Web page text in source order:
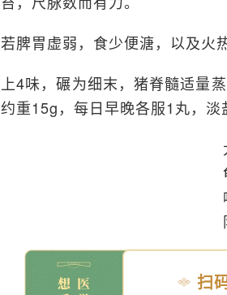
若脾胃虚弱，食少便溏，以及火
上4味，碾为细末，猪脊髓适量
约重15g，每日早晚各服1丸，淡
扫